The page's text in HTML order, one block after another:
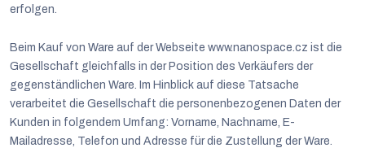
erfolgen.
Beim Kauf von Ware auf der Webseite www.nanospace.cz ist die
Gesellschaft gleichfalls in der Position des Verkäufers der
gegenständlichen Ware. Im Hinblick auf diese Tatsache
verarbeitet die Gesellschaft die personenbezogenen Daten der
Kunden in folgendem Umfang: Vorname, Nachname, E-
Mailadresse, Telefon und Adresse für die Zustellung der Ware.